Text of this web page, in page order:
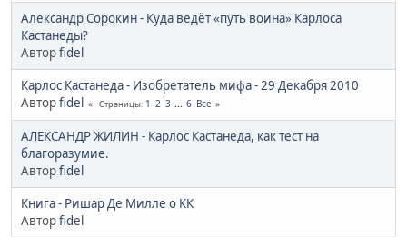
Александр Сорокин - Куда ведёт «путь воина» Карлоса
Кастанеды?
Авторfidel
Карлос Кастанеда - Изобретатель мифа - 29 Декабря 2010
Авторfidel Страницы 1 2 3 ... 6 Все
АЛЕКСАНДР ЖИЛИН - Карлос Кастанеда, как тест на
благоразумие.
Авторfidel
Книга - Ришар Де Милле о КК
Авторfidel